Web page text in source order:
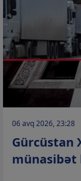
06 avq 2026, 23:28
Gürcüstan